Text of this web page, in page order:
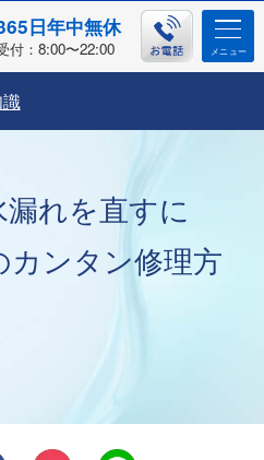
日年中無休
付：8:00〜22:00
れを直すに
ンタン修理方